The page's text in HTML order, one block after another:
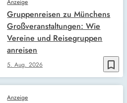
bookmark_border
5. Aug. 2026
Gruppenreisen zu Münchens
Großveranstaltungen: Wie
Vereine und Reisegruppen
anreisen
Anzeige